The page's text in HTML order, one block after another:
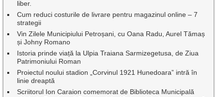
liber.
Cum reduci costurile de livrare pentru magazinul online – 7
strategii
Vin Zilele Municipiului Petroșani, cu Oana Radu, Aurel Tămaș
și Johny Romano
Istoria prinde viață la Ulpia Traiana Sarmizegetusa, de Ziua
Patrimoniului Roman
Proiectul noului stadion „Corvinul 1921 Hunedoara” intră în
linie dreaptă
Scriitorul Ion Caraion comemorat de Biblioteca Municipală